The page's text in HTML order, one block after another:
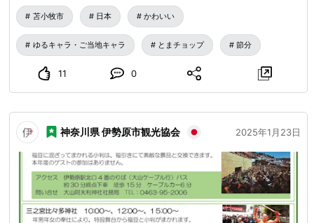
苫小牧市 日本 かわいい
ゆるキャラ・ご当地キャラ とまチョップ 節分
11 0
神奈川県 伊勢原市観光協会 2025年1月23日